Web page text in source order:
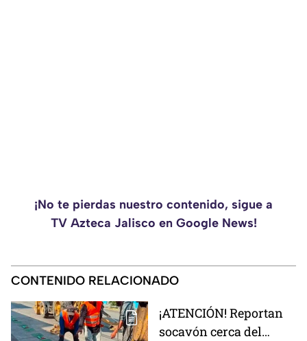
¡No te pierdas nuestro contenido, sigue a
TV Azteca Jalisco en Google News!
CONTENIDO RELACIONADO
¡ATENCIÓN! Reportan
socavón cerca del